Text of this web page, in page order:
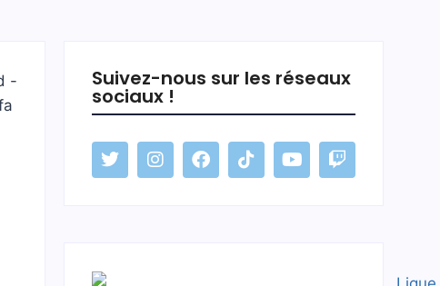
Suivez-nous sur les réseaux
sociaux !